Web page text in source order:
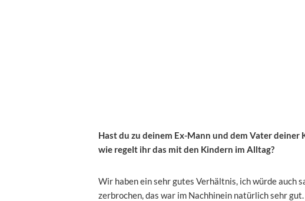
Hast du zu deinem Ex-Mann und dem Vater
wie regelt ihr das mit den Kindern im Alltag?
Wir haben ein sehr gutes Verhältnis, ich würde auch
zerbrochen, das war im Nachhinein natürlich sehr